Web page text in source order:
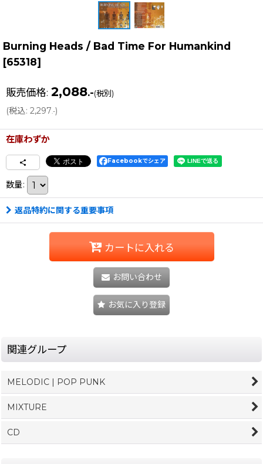
Burning Heads / Bad Time For Humankind
[65318]
販売価格: 2,088.-(税別)
(税込: 2,297.-)
在庫わずか
Facebookでシェア
数量:
返品特約に関する重要事項
カートに入れる
お問い合わせ
お気に入り登録
関連グループ
MELODIC | POP PUNK
MIXTURE
CD